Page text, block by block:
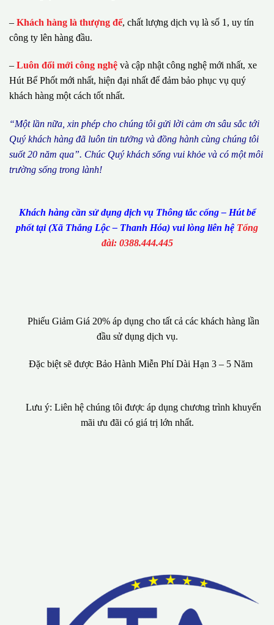
– Khách hàng là thượng đế, chất lượng dịch vụ là số 1, uy tín
công ty lên hàng đầu.
– Luôn đổi mới công nghệ và cập nhật công nghệ mới nhất, xe
Hút Bể Phốt mới nhất, hiện đại nhất để đảm bảo phục vụ quý
khách hàng một cách tốt nhất.
“Một lần nữa, xin phép cho chúng tôi gửi lời cảm ơn sâu sắc tới
Quý khách hàng đã luôn tin tưởng và đồng hành cùng chúng tôi
suốt 20 năm qua”. Chúc Quý khách sống vui khỏe và có một môi
trường sống trong lành!
Khách hàng cần sử dụng dịch vụ Thông tắc cống – Hút bể
phốt tại (Xã Thắng Lộc – Thanh Hóa) vui lòng liên hệ Tổng
đài: 0388.444.445
Phiếu Giảm Giá 20% áp dụng cho tất cả các khách hàng lần
đầu sử dụng dịch vụ.
Đặc biệt sẽ được Bảo Hành Miễn Phí Dài Hạn 3 – 5 Năm
Lưu ý: Liên hệ chúng tôi được áp dụng chương trình khuyến
mãi ưu đãi có giá trị lớn nhất.